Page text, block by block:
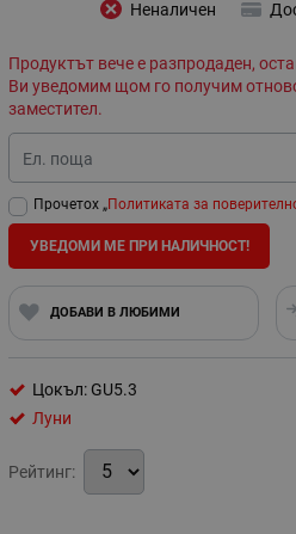
Неналичен
Продуктът вече е разпродаден,
Ви уведомим щом го получим
заместител.
Ел. поща
Прочетох „Политиката за
УВЕДОМИ МЕ ПРИ НАЛИЧНОСТ!
ДОБАВИ В ЛЮБИМИ
Цокъл: GU5.3
Луни
Рейтинг: